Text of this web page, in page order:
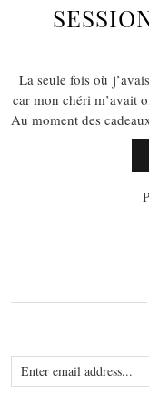
La seule fois où
car mon chéri m’avait
Au moment des